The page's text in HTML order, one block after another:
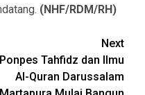
(NHF/RDM/RH)
Next
Ponpes Tahfidz dan Ilmu
Al-Quran Darussalam